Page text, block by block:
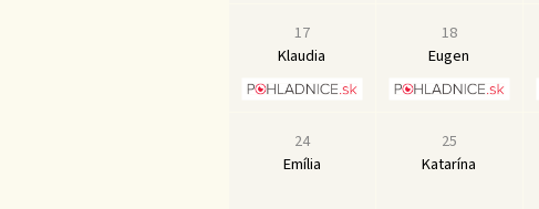
17
Klaudia
18
Eugen
24
Emília
25
Katarína